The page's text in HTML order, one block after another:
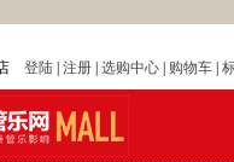
登陆| 注册| 选购中心| 购物车|